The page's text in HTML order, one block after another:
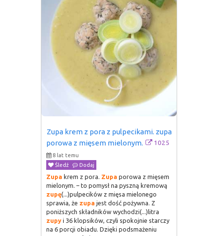
Zupa krem z pora z pulpecikami. zupa
porowa z mięsem mielonym.
1025
8 lat temu
Śledź
Dodaj
Zupa krem z pora. Zupa porowa z mięsem
mielonym. – to pomysł na pyszną kremową
zupę(...)pulpecików z mięsa mielonego
sprawia, że zupa jest dość pożywna. Z
poniższych składników wychodzi(...)litra
zupy i 36 klopsików, czyli spokojnie starczy
na 6 porcji obiadu. Dzięki podsmażeniu